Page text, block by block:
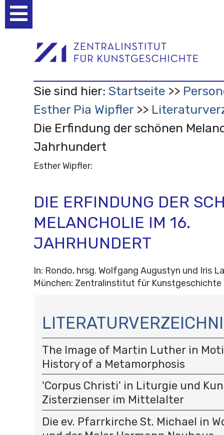
Werkzeuge
Sie sind hier: Startseite
Esther Pia Wipfler
Die Erfindung der schönen
Jahrhundert
Esther Wipfler:
DIE ERFINDUNG DER
MELANCHOLIE IM 16.
JAHRHUNDERT
In: Rondo, hrsg. Wolfgang Augustyn und Iris
München: Zentralinstitut für Kunstgeschichte
A
V
I
G
A
T
I
O
N
The Image of Martin Luther in
History of a Metamorphosis
'Corpus Christi' in Liturgie und
Zisterzienser im Mittelalter
Die ev. Pfarrkirche St. Michael in